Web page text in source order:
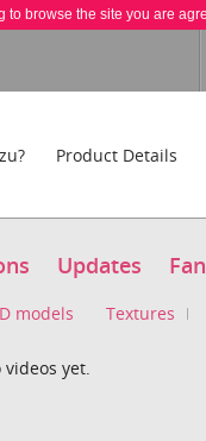
to browse the site you are
Product Details
Updates
models Textures
yet.